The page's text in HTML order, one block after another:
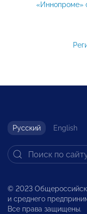
«Иннопроме»
Русский English
© 2023
и среднего
Все права защищены.